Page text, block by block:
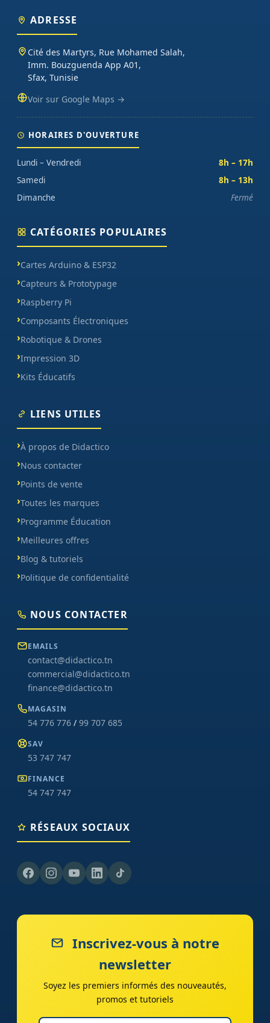
ADRESSE
Cité des Martyrs, Rue Mohamed Salah,
Imm. Bouzguenda App A01,
Sfax, Tunisie
Voir sur Google Maps →
HORAIRES D'OUVERTURE
Lundi – Vendredi
8h – 17h
Samedi
8h – 13h
Dimanche
Fermé
CATÉGORIES POPULAIRES
Cartes Arduino & ESP32
Capteurs & Prototypage
Raspberry Pi
Composants Électroniques
Robotique & Drones
Impression 3D
Kits Éducatifs
LIENS UTILES
À propos de Didactico
Nous contacter
Points de vente
Toutes les marques
Programme Éducation
Meilleures offres
Blog & tutoriels
Politique de confidentialité
NOUS CONTACTER
EMAILS
contact@didactico.tn
commercial@didactico.tn
finance@didactico.tn
MAGASIN
54 776 776 / 99 707 685
SAV
53 747 747
FINANCE
54 747 747
RÉSEAUX SOCIAUX
Inscrivez-vous à notre
newsletter
Soyez les premiers informés des nouveautés,
promos et tutoriels